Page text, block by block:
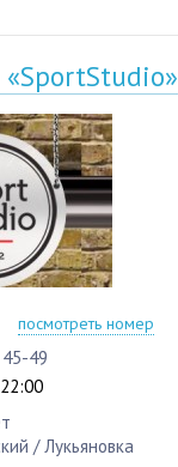
(044) 569-32-98
посмотреть номер
45-49
/ Лукьяновка